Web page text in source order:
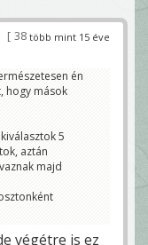
több mint 15 éve
38
én
hogy mások
5
aztán
majd
végétre is ez